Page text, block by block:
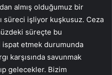
almış olduğumuz bir
süreci işliyor kuşkusuz. Ceza
süreçte bu
ispat etmek durumunda
karşısında savunmak
gelecekler. Bizim